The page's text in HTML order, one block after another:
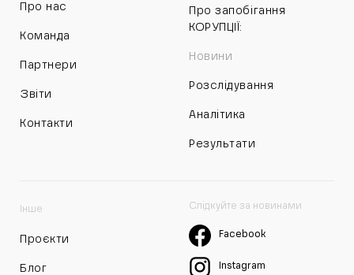
Про нас
Команда
Партнери
Звіти
Контакти
Про запобігання
КОРУПЦІЇ:
Новини
Розслідування
Аналітика
Результати
Інше
Проєкти
Блог
Слідкуйте за новинами
Facebook
Instagram